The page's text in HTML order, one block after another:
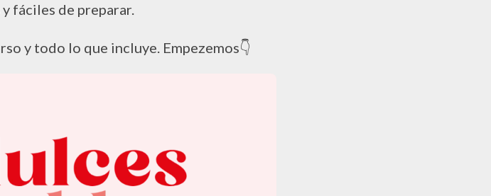
fáciles de preparar.
y todo lo que incluye. Empezemos​👇